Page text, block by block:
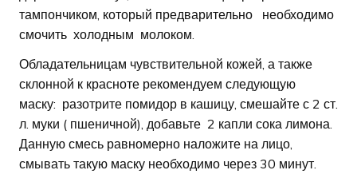
тампончиком, который предварительно необходимо
смочить холодным молоком.
Обладательницам чувствительной кожей, а также
склонной к красноте рекомендуем следующую
маску: разотрите помидор в кашицу, смешайте с 2 ст.
л. муки ( пшеничной), добавьте 2 капли сока лимона.
Данную смесь равномерно наложите на лицо,
смывать такую маску необходимо через 30 минут.